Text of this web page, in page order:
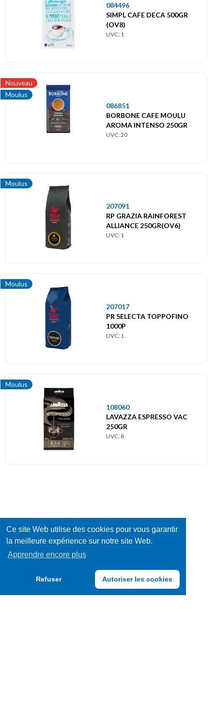
Ce site Web utilise des cookies pour vous garantir
la meilleure expérience sur notre site Web.
Apprendre encore plus
Refuser Autoriser les cookies
084496
SIMPL CAFE DECA 500GR
(OV8)
UVC: 1
Nouveau
Moulus
086851
BORBONE CAFE MOULU
AROMA INTENSO 250GR
UVC: 20
Moulus
207091
RP GRAZIA RAINFOREST
ALLIANCE 250GR(OV6)
UVC: 1
Moulus
207017
PR SELECTA TOPPOFINO
1000P
UVC: 1
Moulus
108060
LAVAZZA ESPRESSO VAC
250GR
UVC: 8